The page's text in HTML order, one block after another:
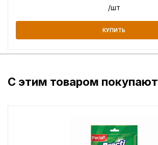
/шт
КУПИТЬ
С этим товаром покупают